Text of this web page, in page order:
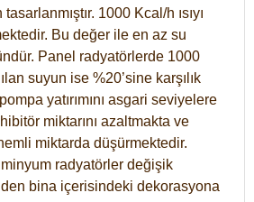
1000 Kcal/h ısıyı
Bu değer ile en az su
Panel radyatörlerde 1000
suyun ise %20’sine karşılık
yatırımını asgari seviyelere
miktarını azaltmakta ve
miktarda düşürmektedir.
radyatörler değişik
bina içerisindeki dekorasyona